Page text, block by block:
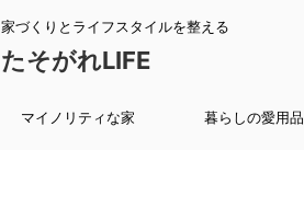
家づくりとライフスタイルを整える
たそがれLIFE
マイノリティな家 暮らしの愛用品